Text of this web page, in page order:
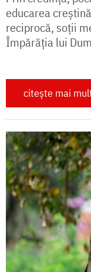
educarea
reciprocă, soții
Împărăția lui
citește mai